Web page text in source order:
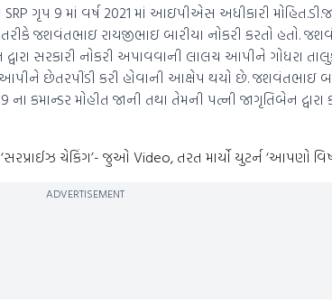
ગૃપ 9 માં વર્ષ 2021 માં આઇપીએસ અધીકારી
જશવંતભાઇ રાયજીભાઇ બારીયા નોકરી કરતો હતો.
સરકારી નોકરી અપાવવાની લાલચ આપીને ગોધરા
આપીને છેતરપીંડી કરી હોવાની આક્ષેપ થયો છે. જશવંતભાઇ
કમાન્ડર મોહીત જાની તથા તેમની પત્ની જાગૃતિબેન
ચેકિંગ’- જુઓ Video, તરત માર્યો યુટર્ન ‘આપણો
ADVERTISEMENT